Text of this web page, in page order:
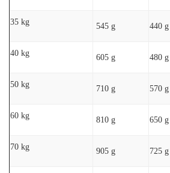
35 kg 545 g 440 g
40 kg 605 g 480 g
50 kg 710 g 570 g
60 kg 810 g 650 g
70 kg 905 g 725 g